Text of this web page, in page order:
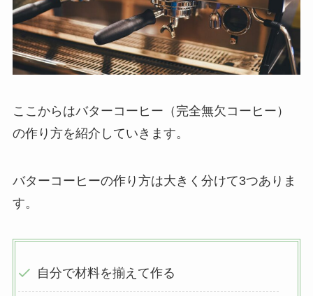
ここからはバターコーヒー（完全無欠コーヒー）
の作り方を紹介していきます。
バターコーヒーの作り方は大きく分けて3つありま
す。
自分で材料を揃えて作る